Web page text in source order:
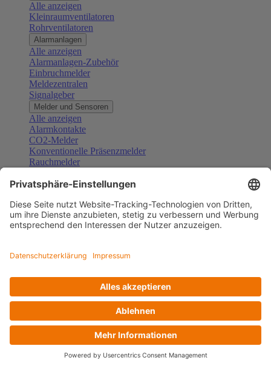
Alle anzeigen
Kleinraumventilatoren
Rohrventilatoren
Alarmanlagen
Alle anzeigen
Alarmanlagen-Zubehör
Einbruchmelder
Meldezentralen
Signalgeber
Melder und Sensoren
Alle anzeigen
Alarmkontakte
CO2-Melder
Konventionelle Präsenzmelder
Rauchmelder
Gefahrenmelder
Türsprechanlagen
Alle anzeigen
Außenstationen
Klingeltaster und Gongs
Sprechanlagen-Sets
Zubehör Türkommunikation
Videoüberwachung
Zubehör Videoüberwachung
Alle anzeigen